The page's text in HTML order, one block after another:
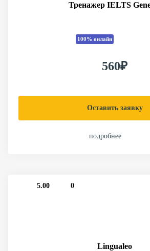
Тренажер IELTS
100% онлайн
560₽
Оставить заявку
подробнее
5.00 0
Lingualeo